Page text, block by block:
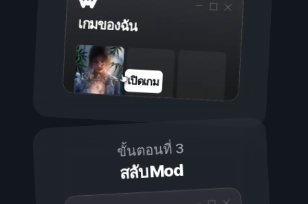
เกมของฉัน
เปิดเกม
ขั้นตอนที่ 3
สลับ Mod